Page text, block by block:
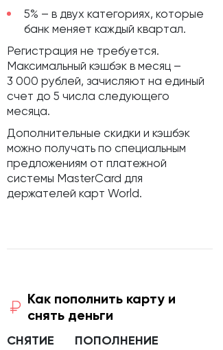
5% – в двух категориях, которые
банк меняет каждый квартал.
Регистрация не требуется.
Максимальный кэшбэк в месяц –
3 000 рублей, зачисляют на единый
счет до 5 числа следующего
месяца.
Дополнительные скидки и кэшбэк
можно получать по специальным
предложениям от платежной
системы MasterCard для
держателей карт World.
Как пополнить карту и
снять деньги
СНЯТИЕ ПОПОЛНЕНИЕ